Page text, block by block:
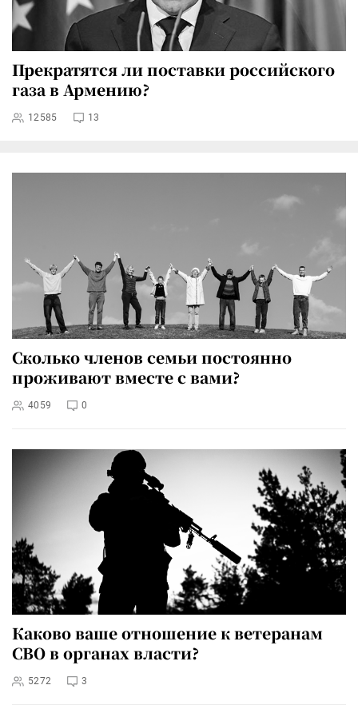
Прекратятся ли поставки российского
газа в Армению?
12585 13
Сколько членов семьи постоянно
проживают вместе с вами?
4059 0
Каково ваше отношение к ветеранам
СВО в органах власти?
5272 3